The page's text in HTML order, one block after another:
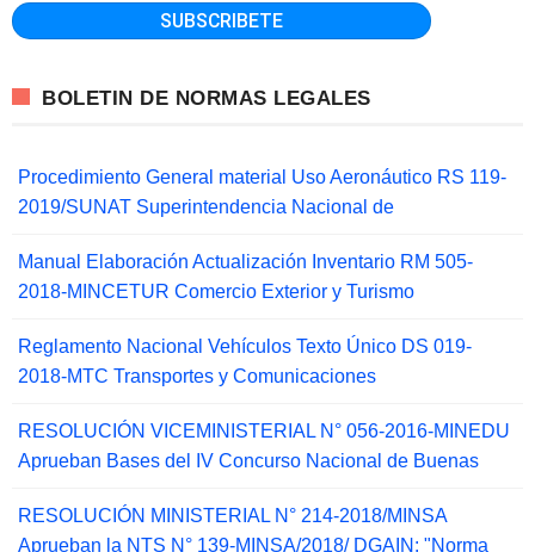
BOLETIN DE NORMAS LEGALES
Procedimiento General material Uso Aeronáutico RS 119-
2019/SUNAT Superintendencia Nacional de
Manual Elaboración Actualización Inventario RM 505-
2018-MINCETUR Comercio Exterior y Turismo
Reglamento Nacional Vehículos Texto Único DS 019-
2018-MTC Transportes y Comunicaciones
RESOLUCIÓN VICEMINISTERIAL N° 056-2016-MINEDU
Aprueban Bases del IV Concurso Nacional de Buenas
RESOLUCIÓN MINISTERIAL N° 214-2018/MINSA
Aprueban la NTS N° 139-MINSA/2018/ DGAIN: "Norma